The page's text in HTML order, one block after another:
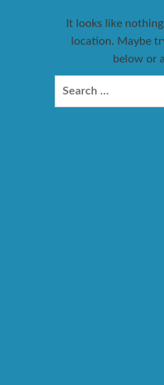
It looks like
location. Maybe
below or